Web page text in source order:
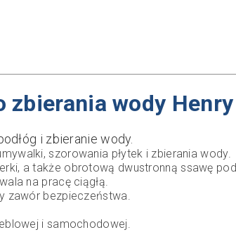
wody Henry
i zbieranie wody.
szorowania płytek i zbierania wody.
a także obrotową dwustronną ssawę
na pracę ciągłą.
zawór bezpieczeństwa.
i samochodowej.